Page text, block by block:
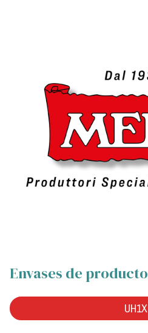
Envases de producto
UH1X